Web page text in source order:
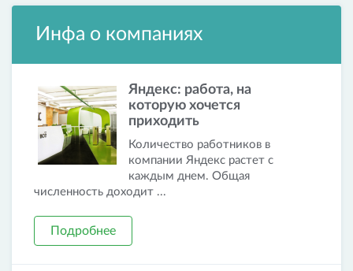
Инфа о компаниях
Яндекс: работа, на
которую хочется
приходить
Количество работников в
компании Яндекс растет с
каждым днем. Общая
численность доходит ...
Подробнее